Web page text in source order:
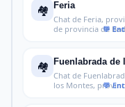
🏘️ Feria
Chat de Feria,
de provincia de
🏘️
Chat de
los Montes,